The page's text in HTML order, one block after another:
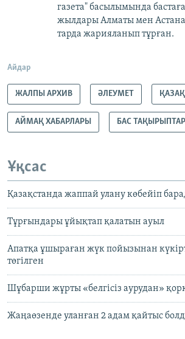
газета" басылымында
жылдары Алматы мен
тарда жарияланып тұрған.
Айдар
ЖАЛПЫ АРХИВ ӘЛЕУМЕТ
АЙМАҚ ХАБАРЛАРЫ БАС ТАҚЫРЫПТАР
Ұқсас
Қазақстанда жаппай улану көбейіп
Тұрғындары ұйықтап қалатын ауыл
Апатқа ұшыраған жүк пойызынан
төгілген
Шұбарши жұрты «белгісіз аурудан»
Жаңаөзенде уланған 2 адам қайтыс